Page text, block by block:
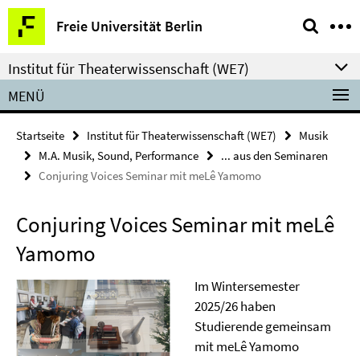
Springe
direkt
zu
Inhalt
Freie Universität Berlin
Service-
Navigation
Institut für Theaterwissenschaft (WE7)
MENÜ
Startseite Institut für Theaterwissenschaft (WE7)
Musik
M.A. Musik, Sound, Performance
... aus den Seminaren
Conjuring Voices Seminar mit meLê Yamomo
Conjuring Voices Seminar mit meLê
Yamomo
Im Wintersemester
2025/26 haben
Studierende gemeinsam
mit meLê Yamomo